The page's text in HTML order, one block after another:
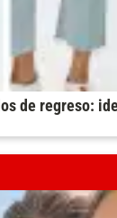
de regreso: